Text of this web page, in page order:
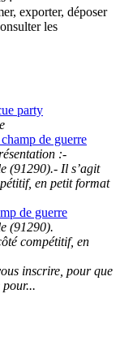
exporter, déposer
les
party
de guerre
:-
(91290).- Il s’agit
en petit format
de guerre
(91290).
compétitif, en
inscrire, pour que
pour...